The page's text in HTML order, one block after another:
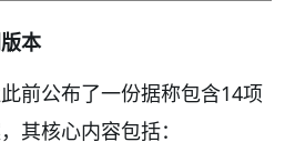
本
前公布了一份据称包含14项
其核心内容包括：